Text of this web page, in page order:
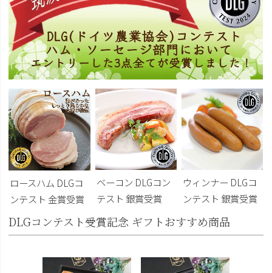
ロースハム DLGコ
ンテスト 金賞受賞
ベーコン DLGコン
テスト 銀賞受賞
ウィンナー DLGコ
ンテスト 銀賞受賞
DLGコンテスト受賞記念 ギフトおすすめ商品